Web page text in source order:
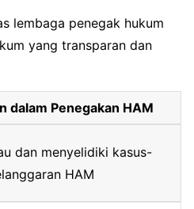
lembaga penegak hukum
yang transparan dan
dalam Penegakan HAM
dan menyelidiki kasus-
HAM